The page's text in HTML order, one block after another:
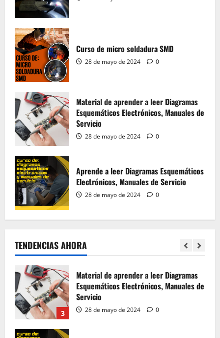
Curso de micro soldadura SMD
28 de mayo de 2024 0
Material de aprender a leer Diagramas
Esquemáticos Electrónicos, Manuales de
Servicio
28 de mayo de 2024 0
Aprende a leer Diagramas Esquemáticos
Electrónicos, Manuales de Servicio
28 de mayo de 2024 0
TENDENCIAS AHORA
5
20 de mayo de 2024 0
1
28 de mayo de 2024 0
2
28 de mayo de 2024 0
3
Esquemáticos Electrónicos, Manuales de
28 de mayo de 2024
4
Aprende a leer Diagramas Esquemáticos
Electrónicos, Manuales de Servicio